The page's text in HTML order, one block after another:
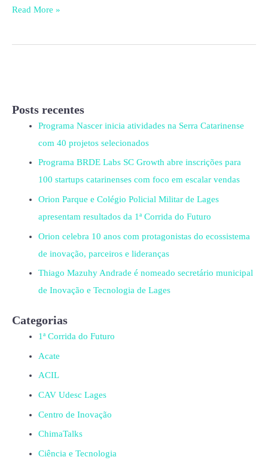
Read More »
Posts recentes
Programa Nascer inicia atividades na Serra Catarinense
com 40 projetos selecionados
Programa BRDE Labs SC Growth abre inscrições para
100 startups catarinenses com foco em escalar vendas
Orion Parque e Colégio Policial Militar de Lages
apresentam resultados da 1ª Corrida do Futuro
Orion celebra 10 anos com protagonistas do ecossistema
de inovação, parceiros e lideranças
Thiago Mazuhy Andrade é nomeado secretário municipal
de Inovação e Tecnologia de Lages
Categorias
1ª Corrida do Futuro
Acate
ACIL
CAV Udesc Lages
Centro de Inovação
ChimaTalks
Ciência e Tecnologia